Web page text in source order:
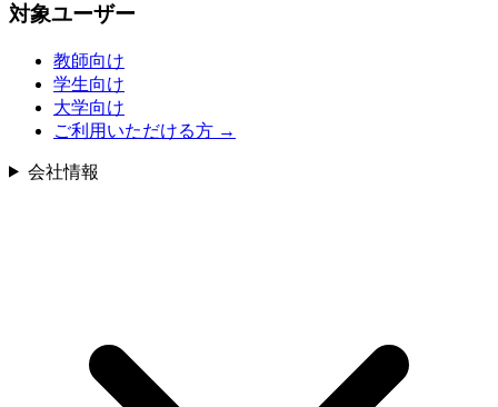
対象ユーザー
教師向け
学生向け
大学向け
ご利用いただける方 →
会社情報